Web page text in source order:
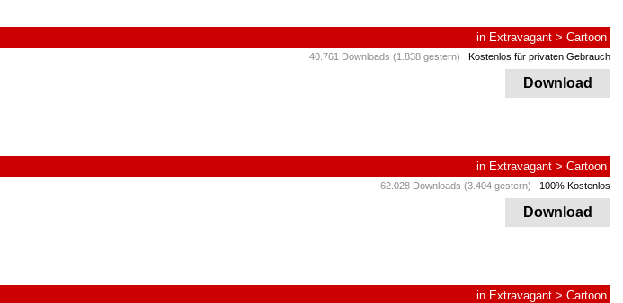
in Extravagant > Cartoon
40.761 Downloads (1.838 gestern) Kostenlos für privaten Gebrauch
Download
in Extravagant > Cartoon
62.028 Downloads (3.404 gestern) 100% Kostenlos
Download
in Extravagant > Cartoon